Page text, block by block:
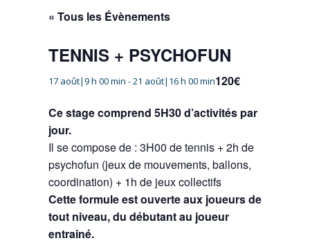
« Tous les Évènements
TENNIS + PSYCHOFUN
17 août|9 h 00 min -21 août|16 h 00 min120€
Ce stage comprend 5H30 d’activités par
jour.
Il se compose de : 3H00 de tennis + 2h de
psychofun (jeux de mouvements, ballons,
coordination) + 1h de jeux collectifs
Cette formule est ouverte aux joueurs de
tout niveau, du débutant au joueur
entrainé.